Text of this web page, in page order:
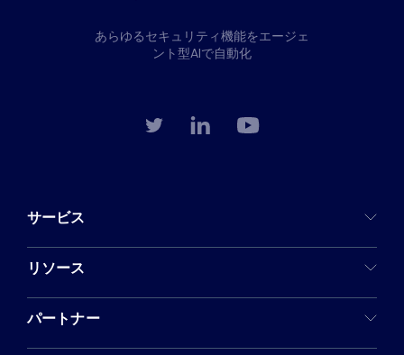
あらゆるセキュリティ機能をエージェ
ント型AIで自動化
サービス
リソース
パートナー